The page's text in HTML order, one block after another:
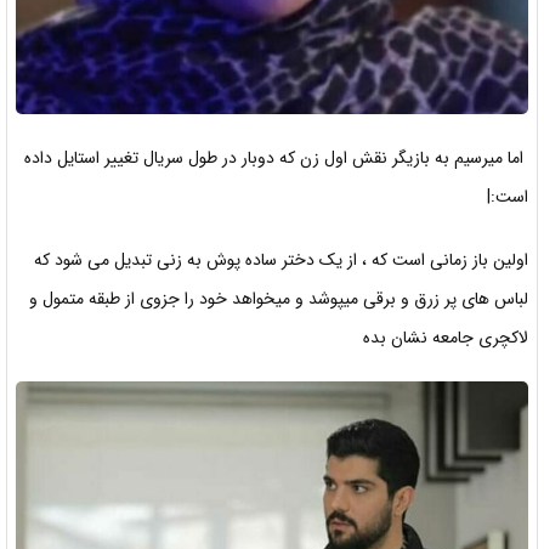
اما میرسیم به بازیگر نقش اول زن که دوبار در طول سریال تغییر استایل داده
است:|
اولین باز زمانی است که ، از یک دختر ساده پوش به زنی تبدیل می شود که
لباس های پر زرق و برقی میپوشد و میخواهد خود را جزوی از طبقه متمول و
لاکچری جامعه نشان بده